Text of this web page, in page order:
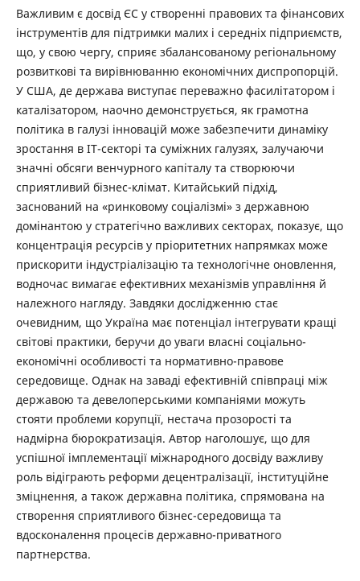
Важливим є досвід ЄС у створенні правових та фінансових
інструментів для підтримки малих і середніх підприємств,
що, у свою чергу, сприяє збалансованому регіональному
розвиткові та вирівнюванню економічних диспропорцій.
У США, де держава виступає переважно фасилітатором і
каталізатором, наочно демонструється, як грамотна
політика в галузі інновацій може забезпечити динаміку
зростання в ІТ-секторі та суміжних галузях, залучаючи
значні обсяги венчурного капіталу та створюючи
сприятливий бізнес-клімат. Китайський підхід,
заснований на «ринковому соціалізмі» з державною
домінантою у стратегічно важливих секторах, показує, що
концентрація ресурсів у пріоритетних напрямках може
прискорити індустріалізацію та технологічне оновлення,
водночас вимагає ефективних механізмів управління й
належного нагляду. Завдяки дослідженню стає
очевидним, що Україна має потенціал інтегрувати кращі
світові практики, беручи до уваги власні соціально-
економічні особливості та нормативно-правове
середовище. Однак на заваді ефективній співпраці між
державою та девелоперськими компаніями можуть
стояти проблеми корупції, нестача прозорості та
надмірна бюрократизація. Автор наголошує, що для
успішної імплементації міжнародного досвіду важливу
роль відіграють реформи децентралізації, інституційне
зміцнення, а також державна політика, спрямована на
створення сприятливого бізнес-середовища та
вдосконалення процесів державно-приватного
партнерства.